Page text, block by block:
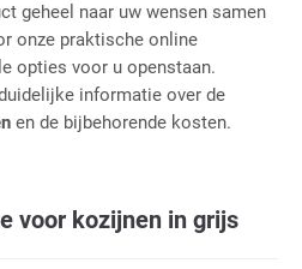
geheel naar uw wensen samen
onze praktische online
opties voor u openstaan.
informatie over de
en de bijbehorende kosten.
voor kozijnen in grijs